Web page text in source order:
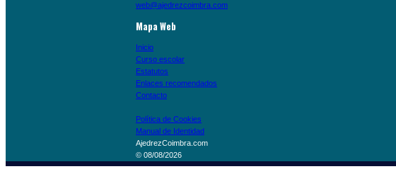
web@ajedrezcoimbra.com
Mapa Web
Inicio
Curso escolar
Estatutos
Enlaces recomendados
Contacto
Política de Cookies
Manual de Identidad
AjedrezCoimbra.com
© 08/08/2026